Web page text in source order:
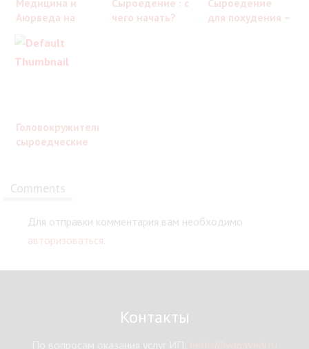
Медицина и
Аюрведа на
“сыроедение
вред и польза”
Сыроедение : с
чего начать?
Сыроедение
для похудения –
Головокружительные
сыроедческие
Comments
Для отправки комментария вам необходимо
авторизоваться.
Контакты